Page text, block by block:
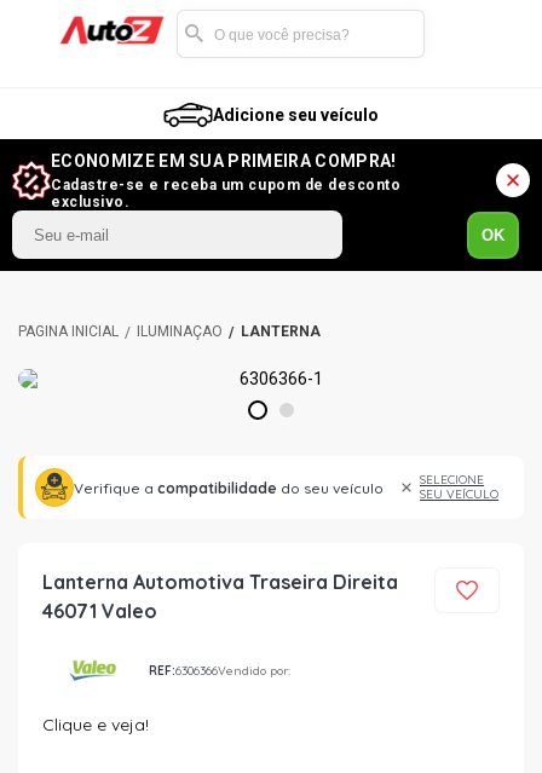
Adicione seu veículo
ECONOMIZE EM SUA PRIMEIRA COMPRA!
Cadastre-se e receba um cupom de desconto
exclusivo.
OK
ILUMINAÇÃO LANTERNA
1 2
Verifique a compatibilidade do seu veículo
SELECIONE
SEU VEÍCULO
Lanterna Automotiva Traseira Direita
46071 Valeo
REF:6306366Vendido por:
Clique e veja!